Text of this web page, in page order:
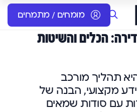
מומחים / מתמחים
הכלים והשיטות
תהליך מורכב
מקצועי, הבנה של
עם סודות שמאים